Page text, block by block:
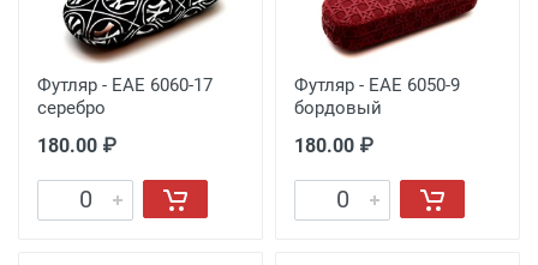
Футляр - EAE 6060-17
серебро
180.00 ₽
Футляр - EAE 6050-9
бордовый
180.00 ₽